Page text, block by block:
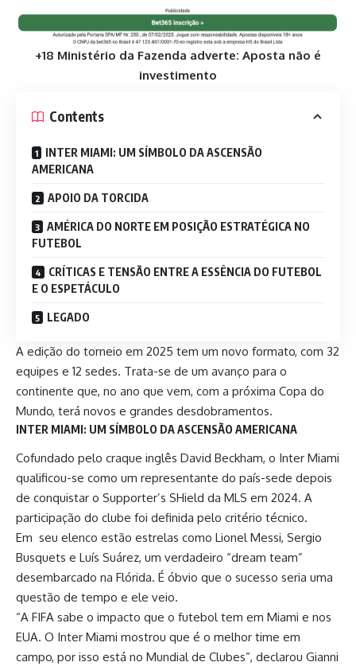
+18 Ministério da Fazenda adverte: Aposta não é
investimento
Contents
INTER MIAMI: UM SÍMBOLO DA ASCENSÃO
AMERICANA
APOIO DA TORCIDA
AMÉRICA DO NORTE EM POSIÇÃO ESTRATÉGICA NO
FUTEBOL
CRÍTICAS E TENSÃO ENTRE A ESSÊNCIA DO FUTEBOL
E O ESPETÁCULO
LEGADO
A edição do torneio em 2025 tem um novo formato, com 32
equipes e 12 sedes. Trata-se de um avanço para o
continente que, no ano que vem, com a próxima Copa do
Mundo, terá novos e grandes desdobramentos.
INTER MIAMI: UM SÍMBOLO DA ASCENSÃO AMERICANA
Cofundado pelo craque inglês David Beckham, o Inter Miami
qualificou-se como um representante do país-sede depois
de conquistar o Supporter’s SHield da MLS em 2024. A
participação do clube foi definida pelo critério técnico.
Em seu elenco estão estrelas como Lionel Messi, Sergio
Busquets e Luís Suárez, um verdadeiro “dream team”
desembarcado na Flórida. É óbvio que o sucesso seria uma
questão de tempo e ele veio.
“A FIFA sabe o impacto que o futebol tem em Miami e nos
EUA. O Inter Miami mostrou que é o melhor time em
campo, por isso está no Mundial de Clubes”, declarou Gianni